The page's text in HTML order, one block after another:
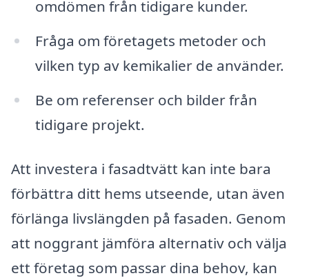
omdömen från tidigare kunder.
Fråga om företagets metoder och
vilken typ av kemikalier de använder.
Be om referenser och bilder från
tidigare projekt.
Att investera i fasadtvätt kan inte bara
förbättra ditt hems utseende, utan även
förlänga livslängden på fasaden. Genom
att noggrant jämföra alternativ och välja
ett företag som passar dina behov, kan